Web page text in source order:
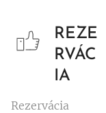
REZE
RVÁC
IA
Rezervácia